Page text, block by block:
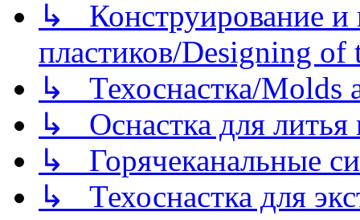
↳ Конструирование и
пластиков/Designing of
↳ Техоснастка/Molds
↳ Оснастка для литья
↳ Горячеканальные
↳ Техоснастка для